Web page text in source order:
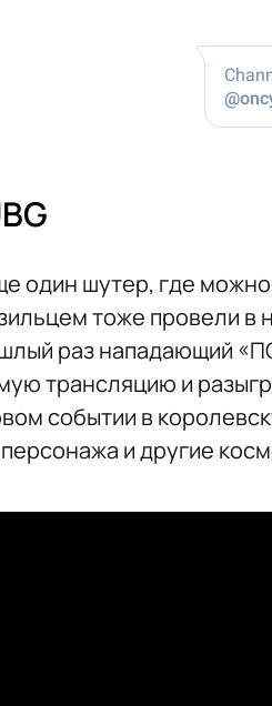
один шутер, где
тоже провели в
раз нападающий
трансляцию и
событии в
и другие